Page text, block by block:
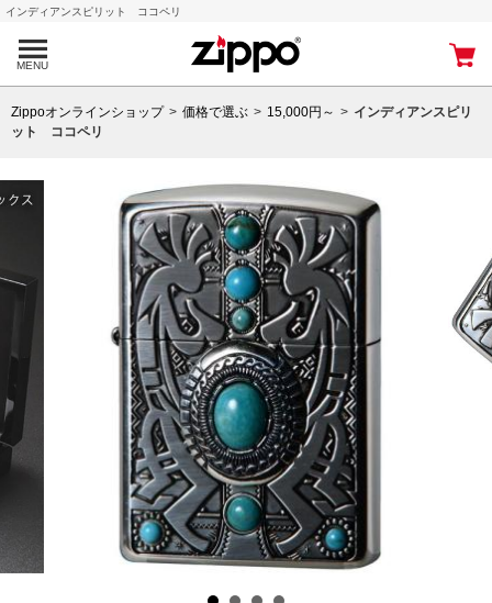
インディアンスピリット ココペリ
MENU
Zippoオンラインショップ 価格で選ぶ 15,000円～
インディアンスピリ
ット ココペリ